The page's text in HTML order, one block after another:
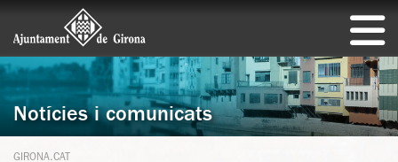
Notícies i comunicats
GIRONA.CAT